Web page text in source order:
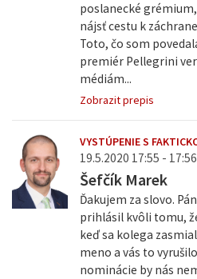
poslanecké
nájsť cestu k
Toto, čo som
premiér Pellegrini
médiám...
Zobrazit prepis
VYSTÚPENIE S
19.5.2020 17:55 -
Šefčík Marek
Ďakujem za slovo.
prihlásil kvôli tomu,
keď sa kolega
meno a vás to
nominácie by nás